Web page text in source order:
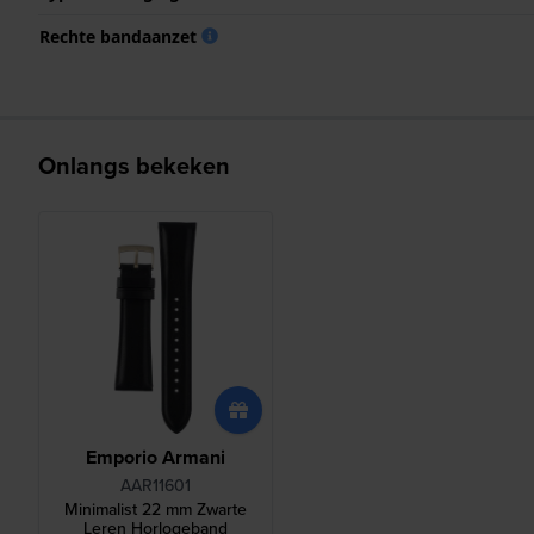
Rechte bandaanzet
Onlangs bekeken
Emporio Armani
AAR11601
Minimalist 22 mm Zwarte